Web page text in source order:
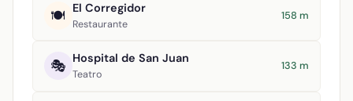
🍽️ El Corregidor
Restaurante
158 m
🎭 Hospital de San Juan
Teatro
133 m